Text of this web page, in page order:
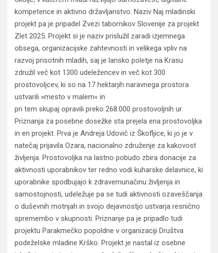
kompetence in aktivno državljanstvo. Naziv Naj mladinski
projekt pa je pripadel Zvezi tabornikov Slovenije za projekt
Zlet 2025. Projekt si je naziv prislužil zaradi izjemnega
obsega, organizacijske zahtevnosti in velikega vpliv na
razvoj prisotnih mladih, saj je lansko poletje na Krasu
združil več kot 1300 udeležencev in več kot 300
prostovoljcev, ki so na 17 hektarjih naravnega prostora
ustvarili »mesto v malem« in
pri tem skupaj opravili preko 268.000 prostovoljnih ur.
Priznanja za posebne dosežke sta prejela ena prostovoljka
in en projekt. Prva je Andreja Udovič iz Škofljice, ki jo je v
natečaj prijavila Ozara, nacionalno združenje za kakovost
življenja. Prostovoljka na lastno pobudo zbira donacije za
aktivnosti uporabnikov ter redno vodi kuharske delavnice, ki
uporabnike spodbujajo k zdravemunačinu življenja in
samostojnosti, udeležuje pa se tudi aktivnosti ozaveščanja
o duševnih motnjah in svojo dejavnostjo ustvarja resnično
spremembo v skupnosti. Priznanje pa je pripadlo tudi
projektu Parakmečko popoldne v organizaciji Društva
podeželske mladine Krško. Projekt je nastal iz osebne